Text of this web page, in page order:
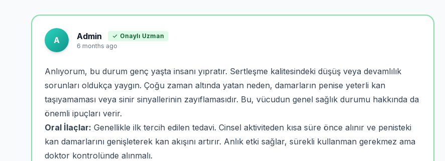
A Admin
Onaylı Uzman
6 months ago
Anlıyorum, bu durum genç yaşta insanı yıpratır. Sertleşme kalitesindeki düşüş veya devamlılık
sorunları oldukça yaygın. Çoğu zaman altında yatan neden, damarların penise yeterli kan
taşıyamaması veya sinir sinyallerinin zayıflamasıdır. Bu, vücudun genel sağlık durumu hakkında da
önemli ipuçları verir.
Oral İlaçlar: Genellikle ilk tercih edilen tedavi. Cinsel aktiviteden kısa süre önce alınır ve penisteki
kan damarlarını genişleterek kan akışını artırır. Anlık etki sağlar, sürekli kullanman gerekmez ama
doktor kontrolünde alınmalı.